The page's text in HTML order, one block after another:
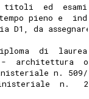
ed
pieno e
D1, da
di
architettura
n. 509/
n.